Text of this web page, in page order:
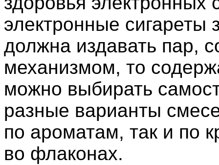
электронные сигареты
должна издавать пар,
механизмом, то
можно выбирать
разные варианты
по ароматам, так и по
во флаконах.